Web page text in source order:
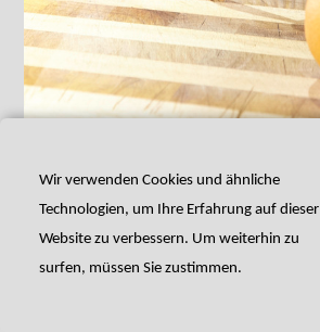
Wir verwenden Cookies und ähnliche
Technologien, um Ihre Erfahrung auf dieser
Website zu verbessern. Um weiterhin zu
surfen, müssen Sie zustimmen.